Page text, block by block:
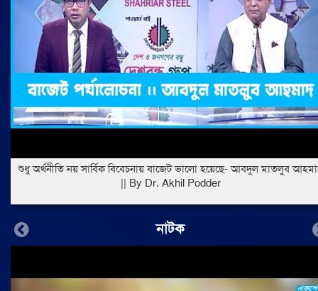
শুধু অর্থনীতি নয় সার্বিক বিবেচনায় বাজেট ভালো হয়েছে- আবদুল মাতলুব
|| By Dr. Akhil Podder
নাটক
Previous